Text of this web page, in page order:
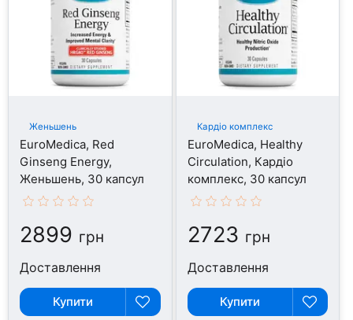
Женьшень
EuroMedica, Red
Ginseng Energy,
Женьшень, 30 капсул
2899 грн
Доставлення
Купити
Кардіо комплекс
EuroMedica, Healthy
Circulation, Кардіо
комплекс, 30 капсул
2723 грн
Доставлення
Купити